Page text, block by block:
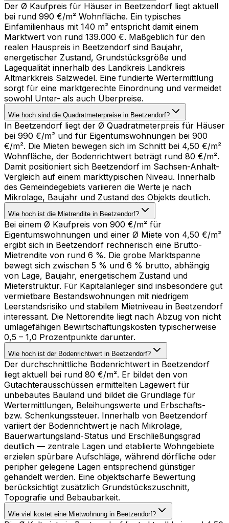
Der Ø Kaufpreis für Häuser in Beetzendorf liegt aktuell
bei rund 990 €/m² Wohnfläche. Ein typisches
Einfamilienhaus mit 140 m² entspricht damit einem
Marktwert von rund 139.000 €. Maßgeblich für den
realen Hauspreis in Beetzendorf sind Baujahr,
energetischer Zustand, Grundstücksgröße und
Lagequalität innerhalb des Landkreis Landkreis
Altmarkkreis Salzwedel. Eine fundierte Wertermittlung
sorgt für eine marktgerechte Einordnung und vermeidet
sowohl Unter- als auch Überpreise.
Wie hoch sind die Quadratmeterpreise in Beetzendorf?
In Beetzendorf liegt der Ø Quadratmeterpreis für Häuser
bei 990 €/m² und für Eigentumswohnungen bei 900
€/m². Die Mieten bewegen sich im Schnitt bei 4,50 €/m²
Wohnfläche, der Bodenrichtwert beträgt rund 80 €/m².
Damit positioniert sich Beetzendorf im Sachsen-Anhalt-
Vergleich auf einem markttypischen Niveau. Innerhalb
des Gemeindegebiets variieren die Werte je nach
Mikrolage, Baujahr und Zustand des Objekts deutlich.
Wie hoch ist die Mietrendite in Beetzendorf?
Bei einem Ø Kaufpreis von 900 €/m² für
Eigentumswohnungen und einer Ø Miete von 4,50 €/m²
ergibt sich in Beetzendorf rechnerisch eine Brutto-
Mietrendite von rund 6 %. Die grobe Marktspanne
bewegt sich zwischen 5 % und 6 % brutto, abhängig
von Lage, Baujahr, energetischem Zustand und
Mieterstruktur. Für Kapitalanleger sind insbesondere gut
vermietbare Bestandswohnungen mit niedrigem
Leerstandsrisiko und stabilem Mietniveau in Beetzendorf
interessant. Die Nettorendite liegt nach Abzug von nicht
umlagefähigen Bewirtschaftungskosten typischerweise
0,5 – 1,0 Prozentpunkte darunter.
Wie hoch ist der Bodenrichtwert in Beetzendorf?
Der durchschnittliche Bodenrichtwert in Beetzendorf
liegt aktuell bei rund 80 €/m². Er bildet den von
Gutachterausschüssen ermittelten Lagewert für
unbebautes Bauland und bildet die Grundlage für
Wertermittlungen, Beleihungswerte und Erbschafts-
bzw. Schenkungssteuer. Innerhalb von Beetzendorf
variiert der Bodenrichtwert je nach Mikrolage,
Bauerwartungsland-Status und Erschließungsgrad
deutlich — zentrale Lagen und etablierte Wohngebiete
erzielen spürbare Aufschläge, während dörfliche oder
peripher gelegene Lagen entsprechend günstiger
gehandelt werden. Eine objektscharfe Bewertung
berücksichtigt zusätzlich Grundstückszuschnitt,
Topografie und Bebaubarkeit.
Wie viel kostet eine Mietwohnung in Beetzendorf?